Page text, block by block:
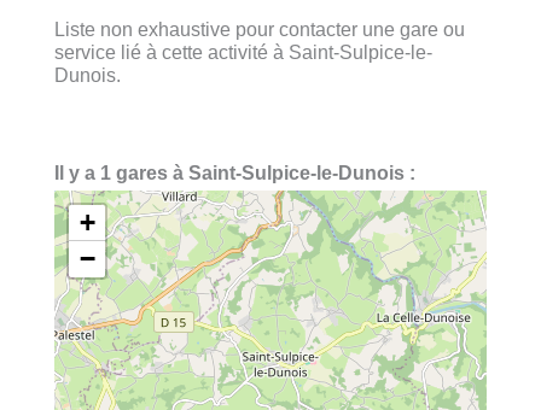
Liste non exhaustive pour contacter une gare ou
service lié à cette activité à Saint-Sulpice-le-
Dunois.
Il y a 1 gares à Saint-Sulpice-le-Dunois :
+
−